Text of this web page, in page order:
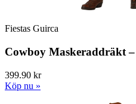
Fiestas Guirca
Cowboy Maskeraddräkt
399.90 kr
Köp nu »